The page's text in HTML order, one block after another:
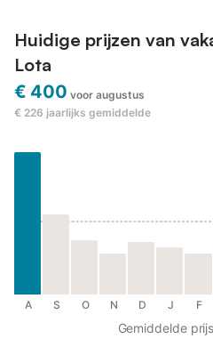
Huidige prijzen van
Lota
€ 400 voor augustus
€ 226 jaarlijks gemiddelde
A S O N D J F
Gemiddelde